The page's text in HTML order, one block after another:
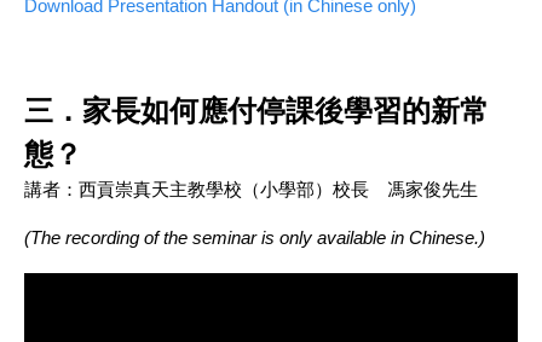
Download Presentation Handout (in Chinese only)
三．家長如何應付停課後學習的新常
態？
講者：西貢崇真天主教學校（小學部）校長 馮家俊先生
(The recording of the seminar is only available in Chinese.)